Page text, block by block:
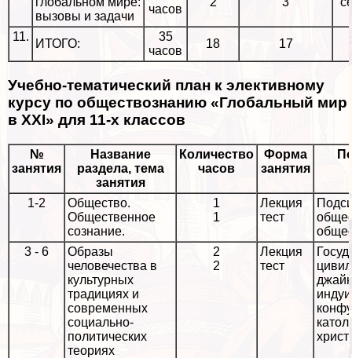
вызовы и задачи
часов
11.
ИТОГО:
35
часов
18 17
Учебно-тематический план к элективному
курсу по обществознанию «Глобальный мир
в XXI» для 11-х классов
№
занятия
Название
раздела, тема
занятия
Количество
часов
Форма
занятия
1-2
Общество.
Общественное
сознание.
1
1
Лекция
тест
3 - 6
Образы
человечества в
культурных
традициях и
современных
социально-
политических
теориях
2
2
Лекция
тест